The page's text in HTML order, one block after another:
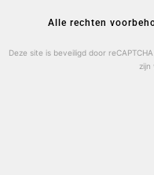
Alle rechten
Deze site is beveiligd door
zijn